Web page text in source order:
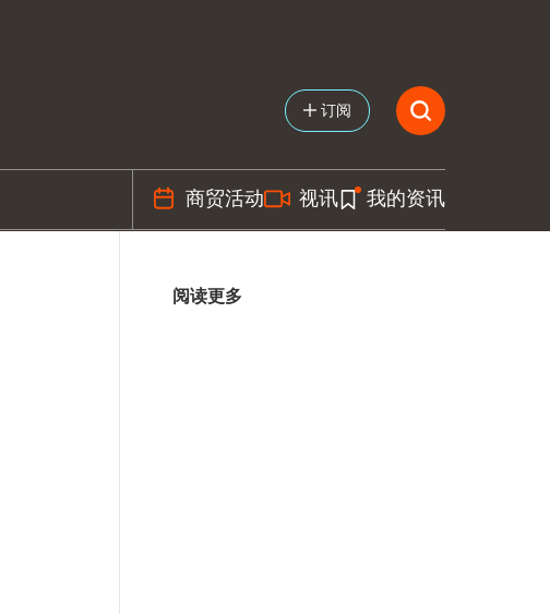
订阅
商贸活动 视讯 我的资讯
阅读更多